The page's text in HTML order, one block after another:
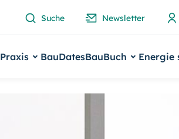
Suche Newsletter
Praxis BauDatesBauBuch Energie